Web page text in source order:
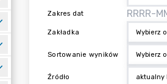
Zakres dat
Zakładka
Sortowanie wyników
Źródło